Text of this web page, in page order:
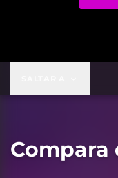
Compara